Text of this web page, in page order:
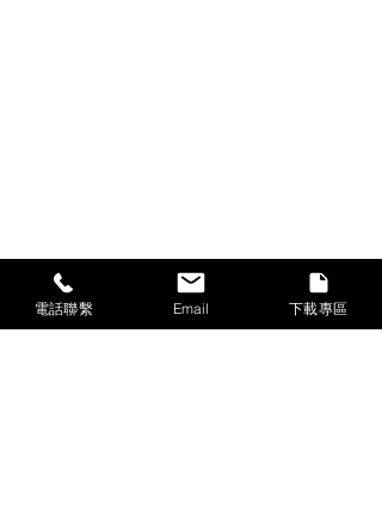
電話聯繫 Email 下載專區